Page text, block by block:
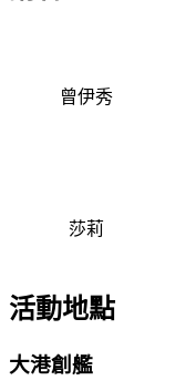
曾伊秀
莎莉
活動地點
大港創艦